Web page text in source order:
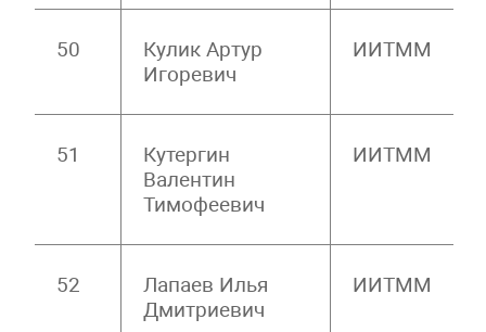
50
Кулик Артур
Игоревич
ИИТММ
51
Кутергин
Валентин
Тимофеевич
ИИТММ
52
Лапаев Илья
Дмитриевич
ИИТММ